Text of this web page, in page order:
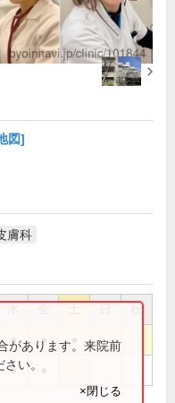
図]
膚科
祝
● ●
●
があります。来院前
い。
×閉じる